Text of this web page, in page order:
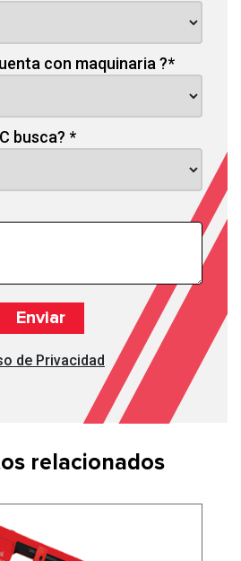
con maquinaria ?*
busca? *
de Privacidad
relacionados